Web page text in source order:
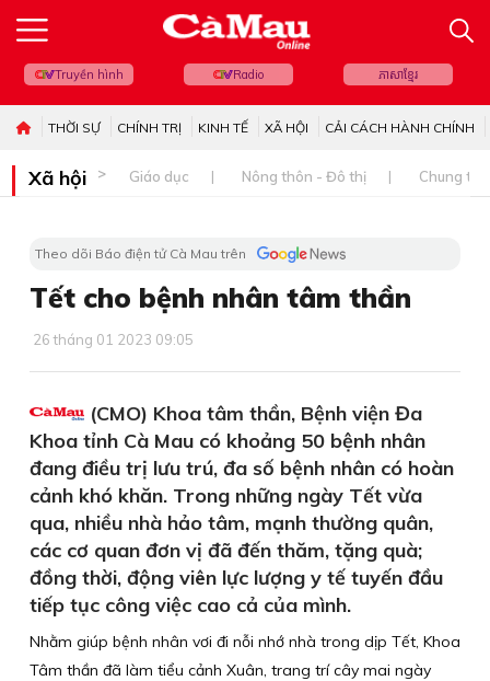
Truyền hình Radio ភាសាខ្មែរ
THỜI SỰ CHÍNH TRỊ KINH TẾ XÃ HỘI CẢI CÁCH HÀNH CHÍNH
Xã hội Giáo dục Nông thôn - Đô thị Chung
Theo dõi Báo điện tử Cà Mau trên
Tết cho bệnh nhân tâm thần
26 tháng 01 2023 09:05
(CMO) Khoa tâm thần, Bệnh viện Đa
Khoa tỉnh Cà Mau có khoảng 50 bệnh nhân
đang điều trị lưu trú, đa số bệnh nhân có hoàn
cảnh khó khăn. Trong những ngày Tết vừa
qua, nhiều nhà hảo tâm, mạnh thường quân,
các cơ quan đơn vị đã đến thăm, tặng quà;
đồng thời, động viên lực lượng y tế tuyến đầu
tiếp tục công việc cao cả của mình.
Nhằm giúp bệnh nhân vơi đi nỗi nhớ nhà trong dịp Tết, Khoa
Tâm thần đã làm tiểu cảnh Xuân, trang trí cây mai ngày